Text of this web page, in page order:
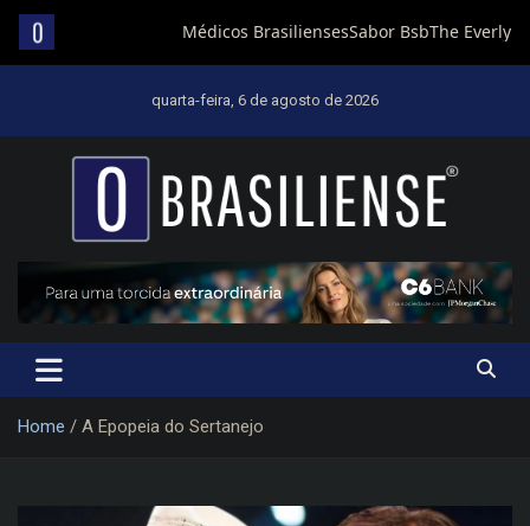
quarta-feira, 6 de agosto de 2026
Um diário de notícias que trabalha por Brasília
Home A Epopeia do Sertanejo